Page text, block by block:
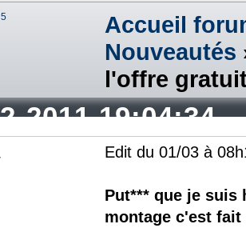
5
Accueil
Nouveautés
l'offre
2011 19:04:34
Edit du 01/03 à
Put*** que je suis
montage c'est